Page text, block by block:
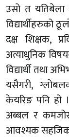
उसो त
विद्यार्थीहरुको
दक्ष शिक्षक,
अत्याधुनिक
विद्यार्थी तथा
यसैगरी,
केयरिङ पनि हो
अब्बल र कमजोर
आवश्यक